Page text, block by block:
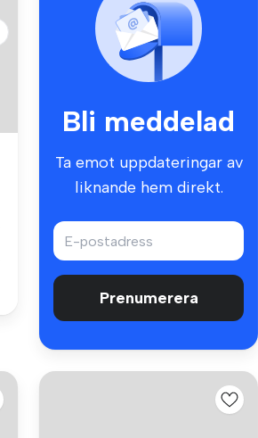
Bli meddelad
Ta emot uppdateringar av
liknande hem direkt.
Prenumerera